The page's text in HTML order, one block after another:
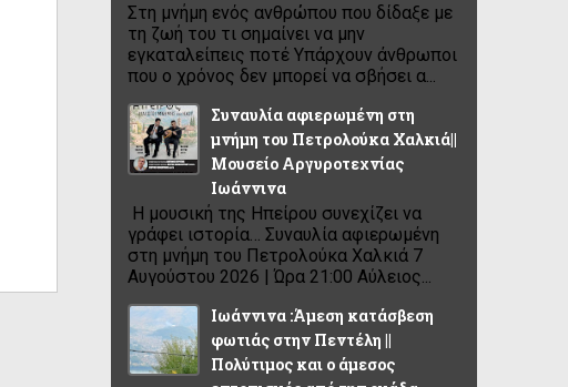
Στη μνήμη ενός ανθρώπου που δίδαξε με
τη ζωή του τι σημαίνει να μην
εγκαταλείπεις ποτέ Υπάρχουν άνθρωποι
που ο χρόνος δεν μπορεί να σβήσει α...
Συναυλία αφιερωμένη στη
μνήμη του Πετρολούκα Χαλκιά||
Μουσείο Αργυροτεχνίας
Ιωάννινα
Η μουσική της Ηπείρου συνεχίζει να
γράφει ιστορία… Συναυλία αφιερωμένη
στη μνήμη του Πετρολούκα Χαλκιά 7
Αυγούστου 2026 | Ώρα 21:00 Αύλειος...
Ιωάννινα :Άμεση κατάσβεση
φωτιάς στην Πεντέλη ||
Πολύτιμος και ο άμεσος